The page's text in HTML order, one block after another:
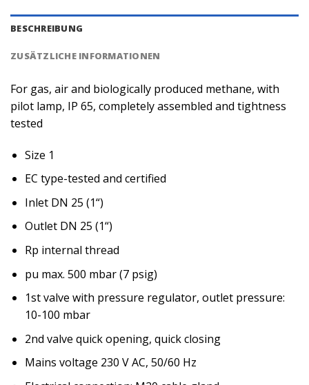
BESCHREIBUNG
ZUSÄTZLICHE INFORMATIONEN
For gas, air and biologically produced methane, with
pilot lamp, IP 65, completely assembled and tightness
tested
Size 1
EC type-tested and certified
Inlet DN 25 (1“)
Outlet DN 25 (1“)
Rp internal thread
pu max. 500 mbar (7 psig)
1st valve with pressure regulator, outlet pressure:
10-100 mbar
2nd valve quick opening, quick closing
Mains voltage 230 V AC, 50/60 Hz